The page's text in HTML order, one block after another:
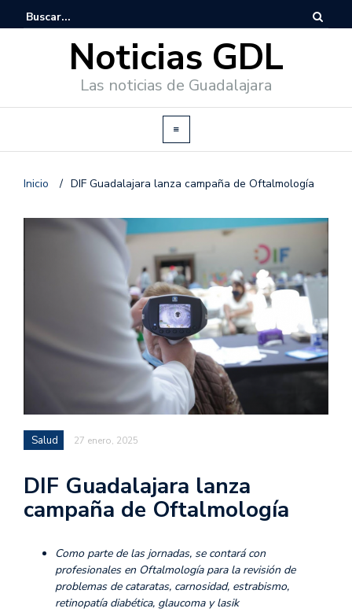
Noticias GDL
Las noticias de Guadalajara
Inicio / DIF Guadalajara lanza campaña de Oftalmología
Salud 27 enero, 2025
DIF Guadalajara lanza
campaña de Oftalmología
Como parte de las jornadas, se contará con
profesionales en Oftalmología para la revisión de
problemas de cataratas, carnosidad, estrabismo,
retinopatía diabética, glaucoma y lasik